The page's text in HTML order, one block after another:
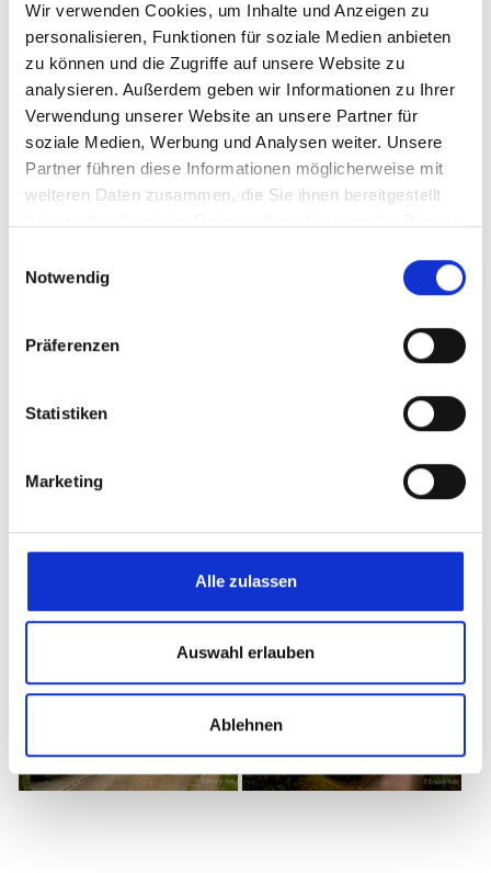
Wir verwenden Cookies, um Inhalte und Anzeigen zu
personalisieren, Funktionen für soziale Medien anbieten
zu können und die Zugriffe auf unsere Website zu
analysieren. Außerdem geben wir Informationen zu Ihrer
Verwendung unserer Website an unsere Partner für
soziale Medien, Werbung und Analysen weiter. Unsere
Partner führen diese Informationen möglicherweise mit
weiteren Daten zusammen, die Sie ihnen bereitgestellt
Notwendig
Präferenzen
Statistiken
Marketing
Alle zulassen
Auswahl erlauben
Ablehnen
Rückweiler künstlerisch